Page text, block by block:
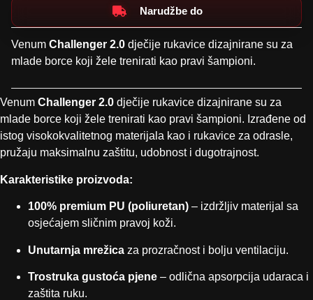
Narudžbe do
Venum Challenger 2.0 dječije rukavice dizajnirane su za
mlade borce koji žele trenirati kao pravi šampioni.
Venum Challenger 2.0 dječije rukavice dizajnirane su za
mlade borce koji žele trenirati kao pravi šampioni. Izrađene od
istog visokokvalitetnog materijala kao i rukavice za odrasle,
pružaju maksimalnu zaštitu, udobnost i dugotrajnost.
Karakteristike proizvoda:
100% premium PU (poliuretan) – izdržljiv materijal sa
osjećajem sličnim pravoj koži.
Unutarnja mrežica za prozračnost i bolju ventilaciju.
Trostruka gustoća pjene – odlična apsorpcija udaraca i
zaštita ruku.